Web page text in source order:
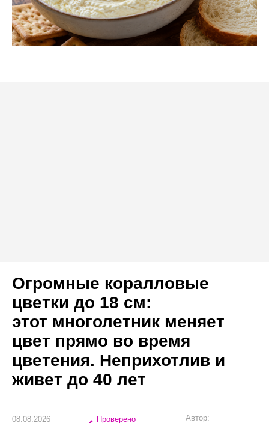
Огромные коралловые
цветки до 18 см:
этот многолетник меняет
цвет прямо во время
цветения. Неприхотлив и
живет до 40 лет
08.08.2026 Проверено
Автор: